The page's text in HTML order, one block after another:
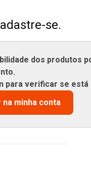
se.
dos produtos
para verificar se
na minha conta